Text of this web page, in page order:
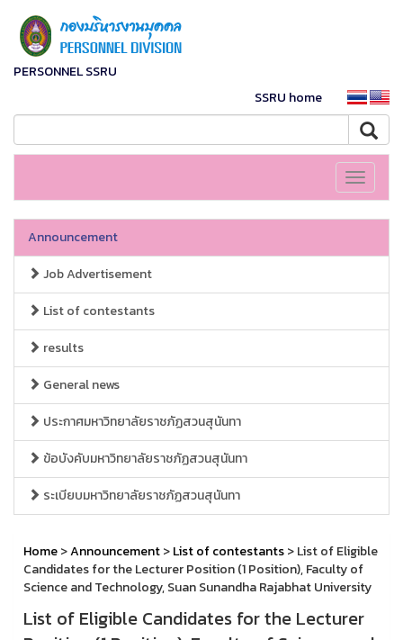
PERSONNEL SSRU
SSRU home
Toggle
Announcement
Job Advertisement
List of contestants
results
General news
ประกาศมหาวิทยาลัยราชภัฏสวนสุนันทา
ข้อบังคับมหาวิทยาลัยราชภัฏสวนสุนันทา
ระเบียบมหาวิทยาลัยราชภัฏสวนสุนันทา
Home>Announcement>List of contestants> List of Eligible
Candidates for the Lecturer Position (1 Position), Faculty of
Science and Technology, Suan Sunandha Rajabhat University
List of Eligible Candidates for the Lecturer